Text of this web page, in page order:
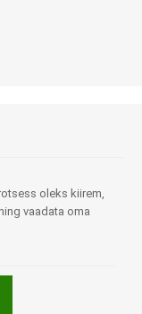
oleks kiirem,
vaadata oma